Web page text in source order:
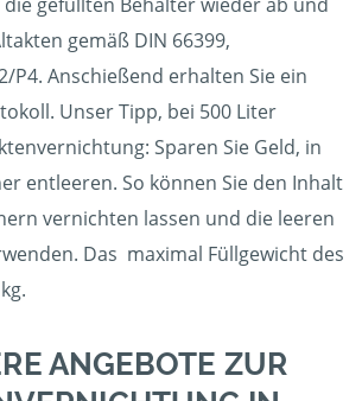
gemäß DIN 66399,
P4. Anschießend erhalten Sie ein
Unser Tipp, bei 500 Liter
Sparen Sie Geld, in
entleeren. So können Sie den Inhalt
vernichten lassen und die leeren
Das maximal Füllgewicht des
ANGEBOTE ZUR